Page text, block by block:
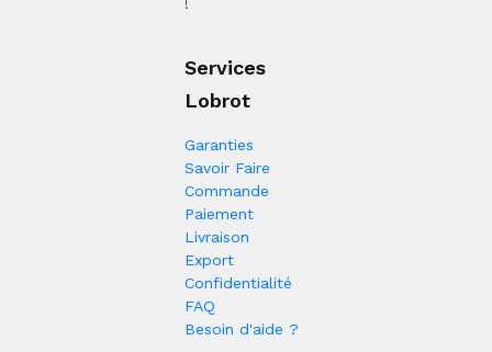
!
Services
Lobrot
Garanties
Savoir Faire
Commande
Paiement
Livraison
Export
Confidentialité
FAQ
Besoin d'aide ?